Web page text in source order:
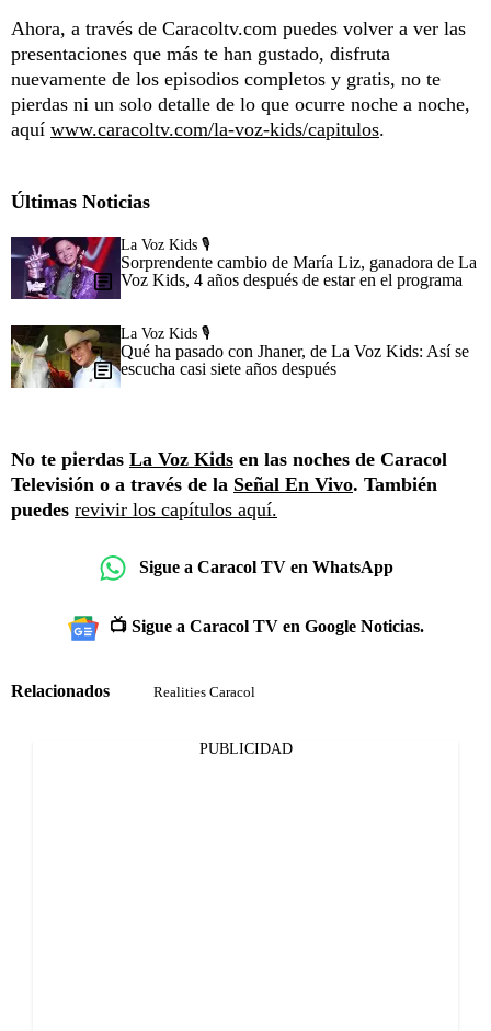
Ahora, a través de Caracoltv.com puedes volver a ver las
presentaciones que más te han gustado, disfruta
nuevamente de los episodios completos y gratis, no te
pierdas ni un solo detalle de lo que ocurre noche a noche,
aquí www.caracoltv.com/la-voz-kids/capitulos.
Últimas Noticias
La Voz Kids 🎙️
Sorprendente cambio de María Liz, ganadora de La
Voz Kids, 4 años después de estar en el programa
La Voz Kids 🎙️
Qué ha pasado con Jhaner, de La Voz Kids: Así se
escucha casi siete años después
No te pierdas La Voz Kids en las noches de Caracol
Televisión o a través de la Señal En Vivo. También
puedes revivir los capítulos aquí.
Sigue a Caracol TV en WhatsApp
📺 Sigue a Caracol TV en Google Noticias.
Relacionados Realities Caracol
PUBLICIDAD